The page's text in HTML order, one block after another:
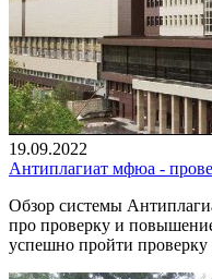
19.09.2022
Антиплагиат мфюа -
Обзор системы
про проверку и
успешно пройти проверку